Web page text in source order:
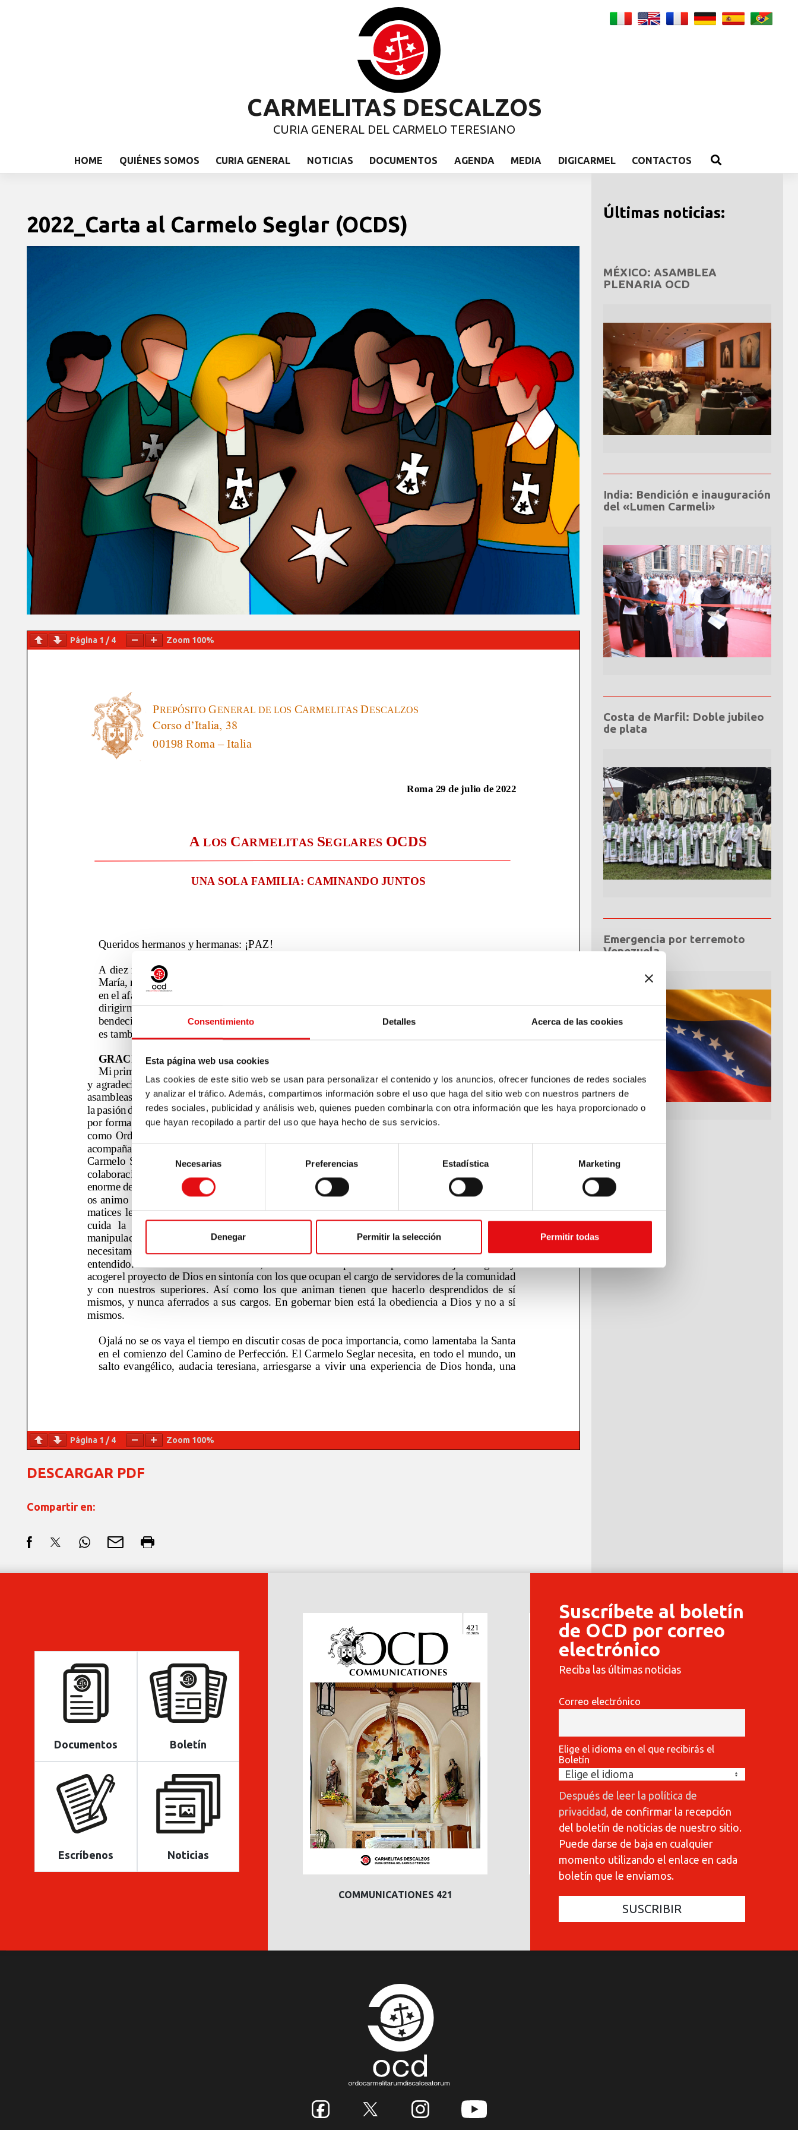
Consentimiento Detalles Acerca de las cookies
Esta página web usa cookies
Las cookies de este sitio web se usan para personalizar el contenido y los anuncios, ofrecer funciones de redes sociales
y analizar el tráfico. Además, compartimos información sobre el uso que haga del sitio web con nuestros partners de
redes sociales, publicidad y análisis web, quienes pueden combinarla con otra información que les haya proporcionado o
que hayan recopilado a partir del uso que haya hecho de sus servicios.
Selección
de
consentimiento
Necesarias Preferencias Estadística Marketing
Denegar Permitir la selección Permitir todas
CARMELITAS DESCALZOS
CURIA GENERAL DEL CARMELO TERESIANO
HOME QUIÉNES SOMOS CURIA GENERAL NOTICIAS DOCUMENTOS AGENDA MEDIA DIGICARMEL CONTACTOS
2022_Carta al Carmelo Seglar (OCDS)
Página 1 /4 Zoom 100%
Página 1 /4 Zoom 100%
DESCARGAR PDF
Compartir en:
Últimas noticias:
MÉXICO: ASAMBLEA
PLENARIA OCD
India: Bendición e inauguración
del «Lumen Carmeli»
Costa de Marfil: Doble jubileo
de plata
Emergencia por terremoto
Venezuela
Documentos Boletín
Escríbenos Noticias
COMMUNICATIONES 421 COMMUNICATIONES 420
COMMUNICATIONES 420
Suscríbete al boletín
de OCD por correo
electrónico
Reciba las últimas noticias
Correo electrónico
Elige el idioma en el que recibirás el
Boletín
Después de leer la política de
privacidad, de confirmar la recepción
del boletín de noticias de nuestro sitio.
Puede darse de baja en cualquier
momento utilizando el enlace en cada
boletín que le enviamos.